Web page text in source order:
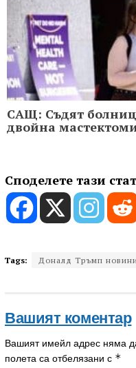
САЩ: Съдят
двойна
Споделете тази
Tags: Доналд Тръмп
Вашият коментар
Вашият имейл адрес няма
полета са отбелязани с *